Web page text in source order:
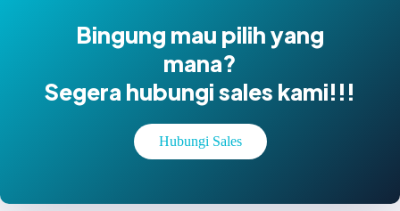
Bingung mau pilih yang
mana?
Segera hubungi sales kami!!!
Hubungi Sales